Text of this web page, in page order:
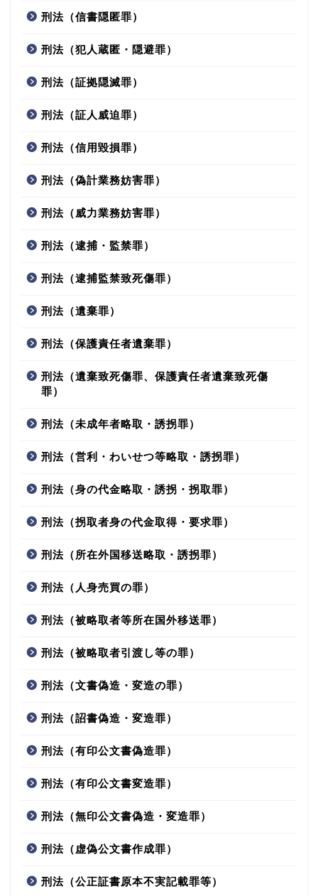
刑法（信書隠匿罪）
刑法（犯人蔵匿・隠避罪）
刑法（証拠隠滅罪）
刑法（証人威迫罪）
刑法（信用毀損罪）
刑法（偽計業務妨害罪）
刑法（威力業務妨害罪）
刑法（逮捕・監禁罪）
刑法（逮捕監禁致死傷罪）
刑法（遺棄罪）
刑法（保護責任者遺棄罪）
刑法（遺棄致死傷罪、保護責任者遺棄致死傷
罪）
刑法（未成年者略取・誘拐罪）
刑法（営利・わいせつ等略取・誘拐罪）
刑法（身の代金略取・誘拐・拐取罪）
刑法（拐取者身の代金取得・要求罪）
刑法（所在外国移送略取・誘拐罪）
刑法（人身売買の罪）
刑法（被略取者等所在国外移送罪）
刑法（被略取者引渡し等の罪）
刑法（文書偽造・変造の罪）
刑法（詔書偽造・変造罪）
刑法（有印公文書偽造罪）
刑法（有印公文書変造罪）
刑法（無印公文書偽造・変造罪）
刑法（虚偽公文書作成罪）
刑法（公正証書原本不実記載罪等）